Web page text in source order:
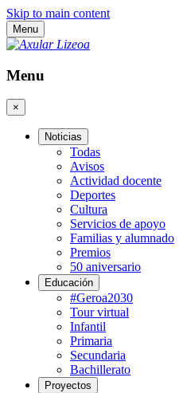
Skip to main content
Menu
Menu
×
Noticias
Todas
Avisos
Actividad docente
Deportes
Cultura
Servicios de apoyo
Familias y alumnado
Premios
50 aniversario
Educación
#Geroa2030
Tour virtual
Infantil
Primaria
Secundaria
Bachillerato
Proyectos